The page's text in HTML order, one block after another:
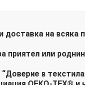
доставка на всяка
приятел или
в